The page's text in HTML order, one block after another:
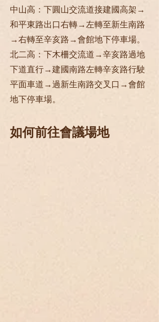
中山高：下圓山交流道接建國高架→
和平東路出口右轉→左轉至新生南路
→右轉至辛亥路→會館地下停車場。
北二高：下木柵交流道→辛亥路過地
下道直行→建國南路左轉辛亥路行駛
平面車道→過新生南路交叉口→會館
地下停車場。
如何前往會議場地